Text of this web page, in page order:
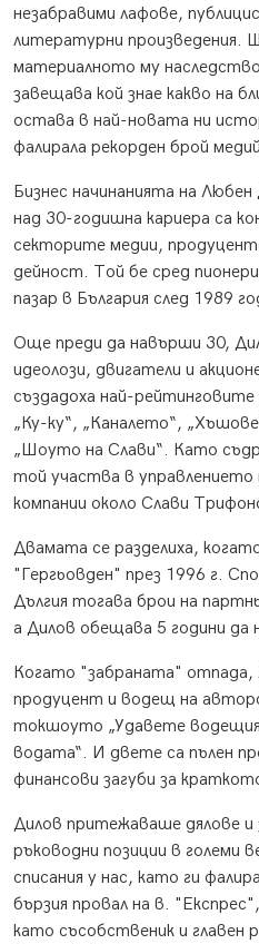
незабравими лафове,
литературни произведения.
материалното му
завещава кой знае какво на
остава в най-новата ни
фалирала рекорден брой
Бизнес начинанията на
над 30-годишна кариера са
секторите медии,
дейност. Той бе сред
пазар в България след 1989
Още преди да навърши 30,
идеолози, двигатели и
създадоха най-
„Ку-ку“, „Каналето“,
„Шоуто на Слави“. Като
той участва в управлението
компании около Слави
Двамата се разделиха,
"Гергьовден" през 1996 г.
Дългия тогава брои на
а Дилов обещава 5 години да
Когато "забраната" отпада,
продуцент и водещ на
токшоуто „Удавете
водата“. И двете са пълен
финансови загуби за
Дилов притежаваше дялове и
ръководни позиции в големи
списания у нас, като ги
бързия провал на в.
като съсобственик и главен